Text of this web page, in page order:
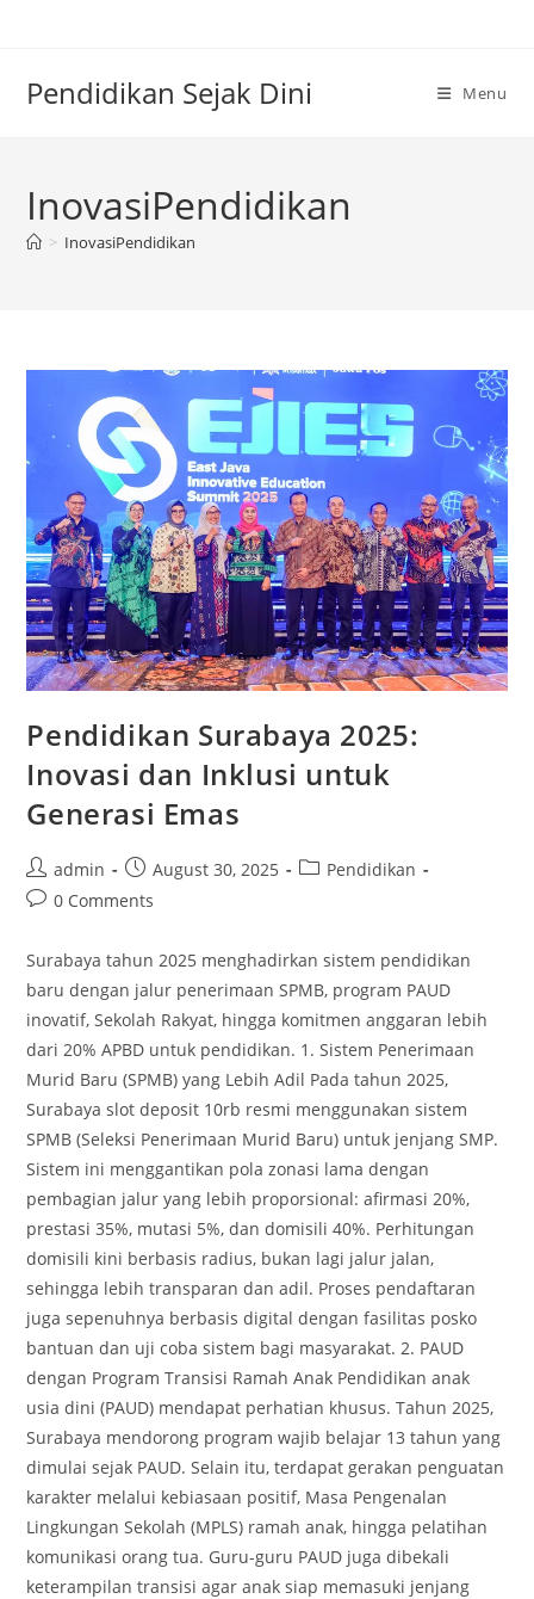
Pendidikan Sejak Dini Menu
InovasiPendidikan
> InovasiPendidikan
Pendidikan Surabaya 2025:
Inovasi dan Inklusi untuk
Generasi Emas
Post
author:
admin
Post
published:
August 30, 2025
PostPendidikan
Post0 Comments
Surabaya tahun 2025 menghadirkan sistem pendidikan
baru dengan jalur penerimaan SPMB, program PAUD
inovatif, Sekolah Rakyat, hingga komitmen anggaran lebih
dari 20% APBD untuk pendidikan. 1. Sistem Penerimaan
Murid Baru (SPMB) yang Lebih Adil Pada tahun 2025,
Surabaya slot deposit 10rb resmi menggunakan sistem
SPMB (Seleksi Penerimaan Murid Baru) untuk jenjang SMP.
Sistem ini menggantikan pola zonasi lama dengan
pembagian jalur yang lebih proporsional: afirmasi 20%,
prestasi 35%, mutasi 5%, dan domisili 40%. Perhitungan
domisili kini berbasis radius, bukan lagi jalur jalan,
sehingga lebih transparan dan adil. Proses pendaftaran
juga sepenuhnya berbasis digital dengan fasilitas posko
bantuan dan uji coba sistem bagi masyarakat. 2. PAUD
dengan Program Transisi Ramah Anak Pendidikan anak
usia dini (PAUD) mendapat perhatian khusus. Tahun 2025,
Surabaya mendorong program wajib belajar 13 tahun yang
dimulai sejak PAUD. Selain itu, terdapat gerakan penguatan
karakter melalui kebiasaan positif, Masa Pengenalan
Lingkungan Sekolah (MPLS) ramah anak, hingga pelatihan
komunikasi orang tua. Guru-guru PAUD juga dibekali
keterampilan transisi agar anak siap memasuki jenjang